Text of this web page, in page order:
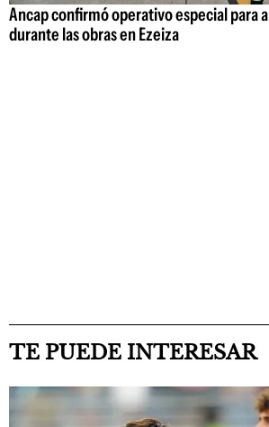
Ancap confirmó operativo especial para
durante las obras en Ezeiza
TE PUEDE INTERESAR